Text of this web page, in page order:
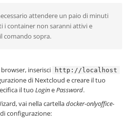
attendere un paio di minuti
i container non saranni attivi e
comando sopra.
inserisci http://localhost
di Nextcloud e creare il tuo
il tuo LoginePassword.
vai nella cartelladocker-onlyoffice-
configurazione: